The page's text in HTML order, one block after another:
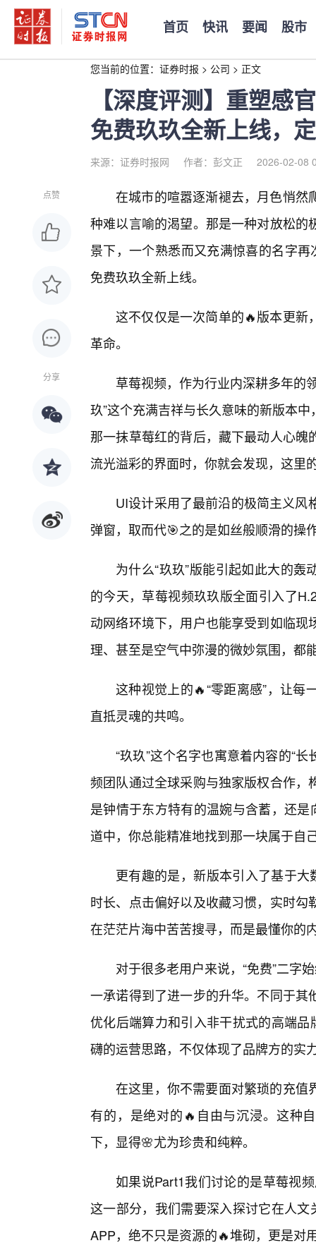
首页 快讯 要闻 股市
您当前的位置： 证券时报 > 公司 > 正文
【深度评测】重塑感
免费玖玖全新上线，
来源：证券时报网 作者：彭文正 2026-02-08
点赞
分享
在城市的喧嚣逐渐褪去，月色悄然
种难以言喻的渴望。那是一种对放松
景下，一个熟悉而又充满惊喜的名字
免费玖玖全新上线。
这不仅仅是一次简单的🔥版本更新
革命。
草莓视频，作为行业内深耕多年的
玖”这个充满吉祥与长久意味的新版本
那一抹草莓红的背后，藏下最动人心
流光溢彩的界面时，你就会发现，这里
UI设计采用了最前沿的极简主义
弹窗，取而代🎯之的是如丝般顺滑的操
为什么“玖玖”版能引起如此大的轰
的今天，草莓视频玖玖版全面引入了
动网络环境下，用户也能享受到如临
理、甚至是空气中弥漫的微妙氛围，都
这种视觉上的🔥“零距离感”，让
直抵灵魂的共鸣。
“玖玖”这个名字也寓意着内容的“
频团队通过全球采购与独家版权合作
是钟情于东方特有的温婉与含蓄，还
道中，你总能精准地找到那一块属于自
更有趣的是，新版本引入了基于大
时长、点击偏好以及收藏习惯，实时
在茫茫片海中苦苦搜寻，而是最懂你的
对于很多老用户来说，“免费”二字
一承诺得到了进一步的升华。不同于
优化后端算力和引入非干扰式的高端
礴的运营思路，不仅体现了品牌方的实
在这里，你不需要面对繁琐的充值
有的，是绝对的🔥自由与沉浸。这种
下，显得🌸尤为珍贵和纯粹。
如果说Part1我们讨论的是草莓视
这一部分，我们需要深入探讨它在人
APP，绝不只是资源的🔥堆砌，更是对